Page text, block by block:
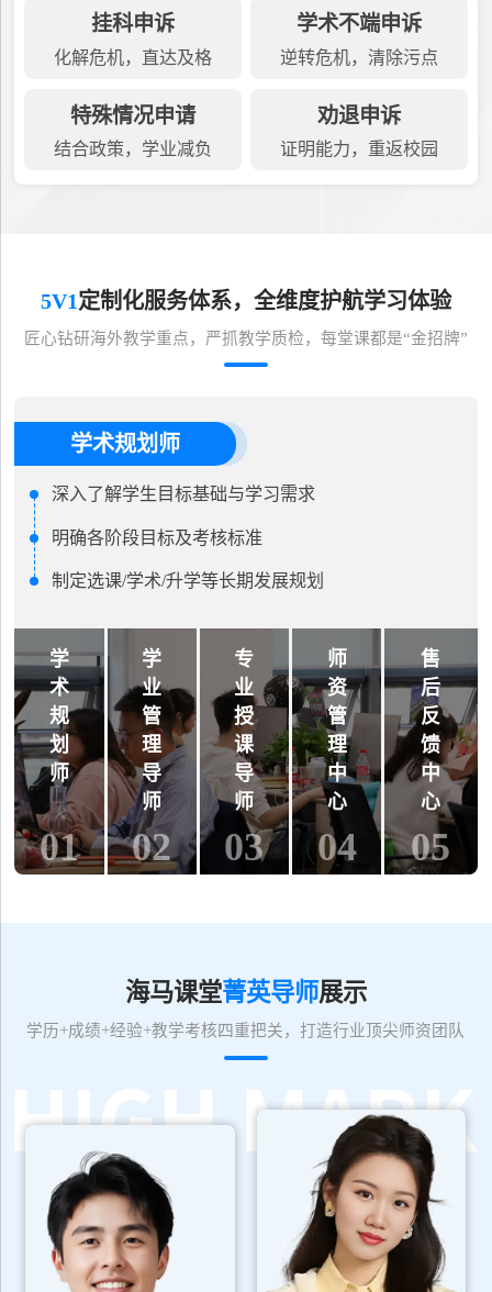
挂科申诉
化解危机，直达及格
学术不端申诉
逆转危机，清除污点
特殊情况申请
结合政策，学业减负
劝退申诉
证明能力，重返校园
5V1定制化服务体系，全维度护航学习体验
匠心钻研海外教学重点，严抓教学质检，每堂课都是“金招牌”
学术规划师
深入了解学生目标基础与学习需求
明确各阶段目标及考核标准
制定选课/学术/升学等长期发展规划
学
术
规
划
师
01
学
业
管
理
导
师
02
专
业
授
课
导
师
03
师
资
管
理
中
心
04
售
后
反
馈
中
心
05
海马课堂菁英导师展示
学历+成绩+经验+教学考核四重把关，打造行业顶尖师资团队